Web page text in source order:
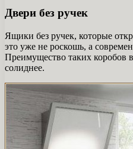
Двери без ручек
Ящики без ручек, которые
это уже не роскошь, а
Преимущество таких коробов
солиднее.